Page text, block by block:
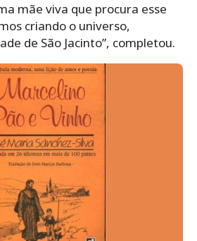
mãe viva que procura esse
criando o universo,
de São Jacinto”, completou.